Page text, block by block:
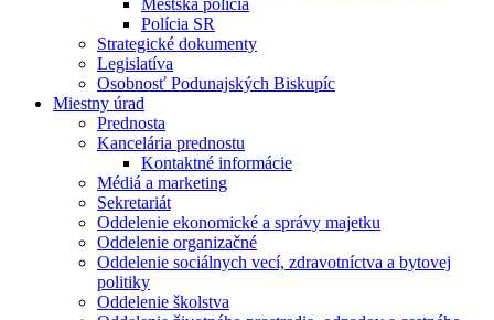
Mestská polícia
Polícia SR
Strategické dokumenty
Legislatíva
Osobnosť Podunajských Biskupíc
Miestny úrad
Prednosta
Kancelária prednostu
Kontaktné informácie
Médiá a marketing
Sekretariát
Oddelenie ekonomické a správy majetku
Oddelenie organizačné
Oddelenie sociálnych vecí, zdravotníctva a bytovej
politiky
Oddelenie školstva